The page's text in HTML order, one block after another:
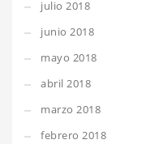
julio 2018
junio 2018
mayo 2018
abril 2018
marzo 2018
febrero 2018